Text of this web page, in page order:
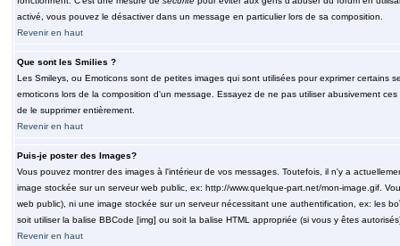
activé, vous pouvez le désactiver dans un message en particulier lors de sa composition.
Revenir en haut
Que sont les Smilies ?
Les Smileys, ou Emoticons sont de petites images qui sont utilisées pour exprimer certains
emoticons lors de la composition d'un message. Essayez de ne pas utiliser abusivement
de le supprimer entièrement.
Revenir en haut
Puis-je poster des Images?
Vous pouvez montrer des images à l'intérieur de vos messages. Toutefois, il n'y a
image stockée sur un serveur web public, ex: http://www.quelque-part.net/mon-image.gif.
web public), ni une image stockée sur un serveur nécessitant une authentification, ex: les
soit utiliser la balise BBCode [img] ou soit la balise HTML appropriée (si vous y êtes
Revenir en haut